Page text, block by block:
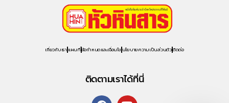
เกี่ยวกับเรา แผนที่ข้อกำหนดและเงื่อนไข นโยบายความเป็นส่วนตัวติดต่อ
ติดตามเราได้ที่นี่